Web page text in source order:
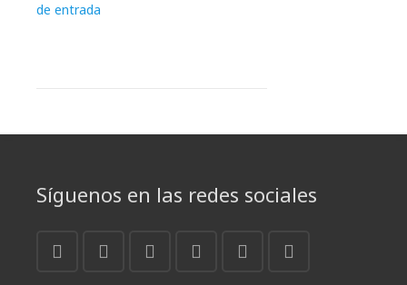
de entrada
Síguenos en las redes sociales